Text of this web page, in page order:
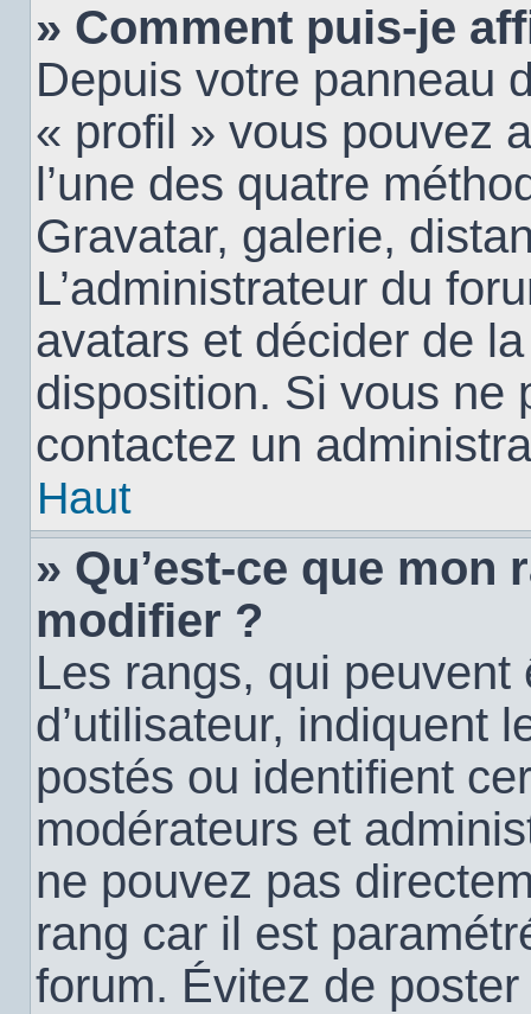
» Comment puis-je
Depuis votre panneau
« profil » vous pouvez
l’une des quatre
Gravatar, galerie,
L’administrateur du
avatars et décider de
disposition. Si vous ne
contactez un
Haut
» Qu’est-ce que mon
modifier ?
Les rangs, qui
d’utilisateur, indiquent
postés ou identifient
modérateurs et
ne pouvez pas
rang car il est
forum. Évitez de